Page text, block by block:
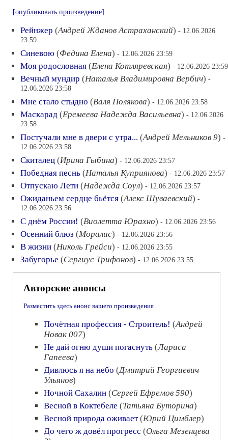
[опубликовать произведение]
Рейнжер (Андрей Жданов Астраханский) - 12.06.2026
23:59
Синевою (Федина Елена) - 12.06.2026 23:59
Моя родословная (Елена Котляревская) - 12.06.2026 23:59
Вечный мундир (Наталья Владимировна Вербич) -
12.06.2026 23:58
Мне стало стыдно (Валя Полякова) - 12.06.2026 23:58
Маскарад (Еремеева Надежда Васильевна) - 12.06.2026
23:58
Постучали мне в двери с утра... (Андрей Мельников 9) -
12.06.2026 23:58
Скиталец (Ирина Гыбина) - 12.06.2026 23:57
Победная песнь (Наталья Куприянова) - 12.06.2026 23:57
Отпускаю Лети (Надежда Соул) - 12.06.2026 23:57
Ожиданьем сердце бьётся (Алекс Шуваевский) -
12.06.2026 23:56
С днём России! (Виолетта Юрахно) - 12.06.2026 23:56
Осенний блюз (Моралис) - 12.06.2026 23:56
В жизни (Николь Грейси) - 12.06.2026 23:55
Забугорье (Сергиус Трифонов) - 12.06.2026 23:55
Авторские анонсы
Разместить здесь анонс вашего произведения
Почётная профессия - Строитель! (Андрей
Новак 007)
Не дай огню души погаснуть (Лариса
Гапеева)
Дивлюсь я на небо (Дмитрий Георгиевич
Ульянов)
Ночной Сахалин (Сергей Ефремов 590)
Весной в Коктебеле (Татьяна Буторина)
Весной природа оживает(Юрий Цимблер)
До чего ж довёл прогресс (Ольга Мезенцева